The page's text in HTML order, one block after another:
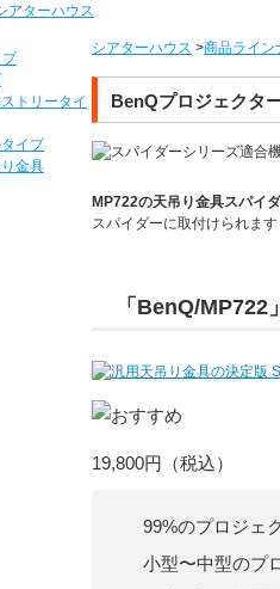
シアターハウス >商品ライン
BenQプロジェクタ
MP722の天吊り金具スパイ
スパイダーに取付けられま
「BenQ/MP722
19,800円 （税込）
99%のプロジェ
小型〜中型のプ
プ
トリータイ
イプ
金具